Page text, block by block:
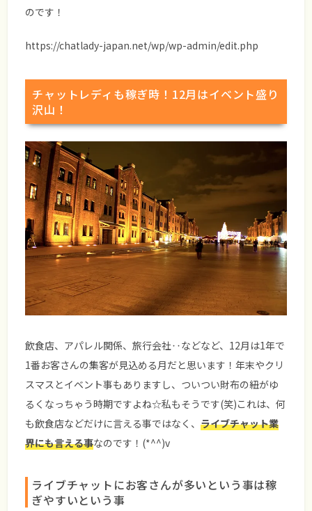
のです！
https://chatlady-japan.net/wp/wp-admin/edit.php
チャットレディも稼ぎ時！12月はイベント盛り
沢山！
飲食店、アパレル関係、旅行会社‥などなど、12月は1年で
1番お客さんの集客が見込める月だと思います！年末やクリ
スマスとイベント事もありますし、ついつい財布の紐がゆ
るくなっちゃう時期ですよね☆私もそうです(笑)これは、何
も飲食店などだけに言える事ではなく、ライブチャット業
界にも言える事なのです！(*^^)v
ライブチャットにお客さんが多いという事は稼
ぎやすいという事